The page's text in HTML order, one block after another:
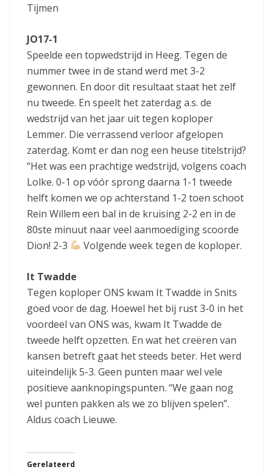
Tijmen
JO17-1
Speelde een topwedstrijd in Heeg. Tegen de
nummer twee in de stand werd met 3-2
gewonnen. En door dit resultaat staat het zelf
nu tweede. En speelt het zaterdag a.s. de
wedstrijd van het jaar uit tegen koploper
Lemmer. Die verrassend verloor afgelopen
zaterdag. Komt er dan nog een heuse titelstrijd?
“Het was een prachtige wedstrijd, volgens coach
Lolke. 0-1 op vóór sprong daarna 1-1 tweede
helft komen we op achterstand 1-2 toen schoot
Rein Willem een bal in de kruising 2-2 en in de
80ste minuut naar veel aanmoediging scoorde
Dion! 2-3
Volgende week tegen de koploper.
It Twadde
Tegen koploper ONS kwam It Twadde in Snits
goed voor de dag. Hoewel het bij rust 3-0 in het
voordeel van ONS was, kwam It Twadde de
tweede helft opzetten. En wat het creëren van
kansen betreft gaat het steeds beter. Het werd
uiteindelijk 5-3. Geen punten maar wel vele
positieve aanknopingspunten. “We gaan nog
wel punten pakken als we zo blijven spelen”.
Aldus coach Lieuwe.
Gerelateerd